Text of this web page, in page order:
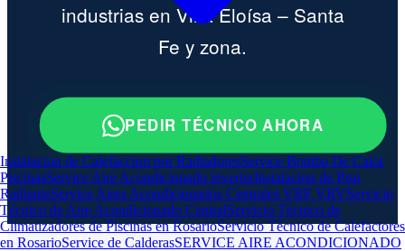
Instalacion de Calefaccion por RadiadoresService Bomba De Calor
PiscinasService Aire Acondicionado inverterInstalacion de Piso
RadianteService Aires Acondicionados Centrales VRF VRVServicio
Técnico de Aire Acondicionado CentralServicio Técnico de
Climatizadores de Piscinas en RosarioServicio Técnico de Calefactores
en RosarioService de CalderasSERVICE AIRE ACONDICIONADO
industrias en Villa Eloísa – Santa
Fe y zona.
PEDIR TÉCNICO AHORA